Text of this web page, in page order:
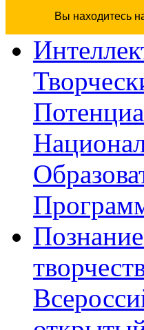
Вы находитесь